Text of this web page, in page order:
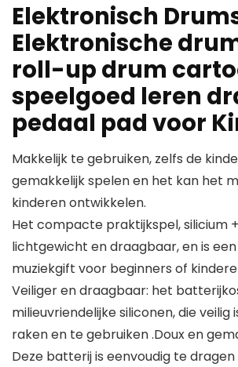
Elektronisch
Elektronische
roll-up drum
speelgoed leren
pedaal pad voor
Makkelijk te gebruiken, zelfs de
gemakkelijk spelen en het kan het
kinderen ontwikkelen.
Het compacte praktijkspel, silicium
lichtgewicht en draagbaar, en is
muziekgift voor beginners of
Veiliger en draagbaar: het
milieuvriendelijke siliconen, die veilig
raken en te gebruiken .Doux en
Deze batterij is eenvoudig te